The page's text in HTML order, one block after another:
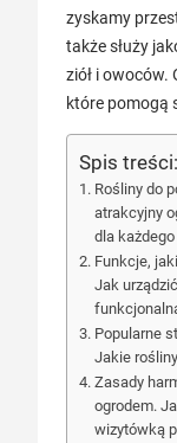
zyskamy
także służy
ziół i owoców.
które pomogą
Spis treści:
Rośliny do
atrakcyjny
dla
Funkcje,
Jak
Popularne
Jakie
Zasady
ogrodem.
wizytówką